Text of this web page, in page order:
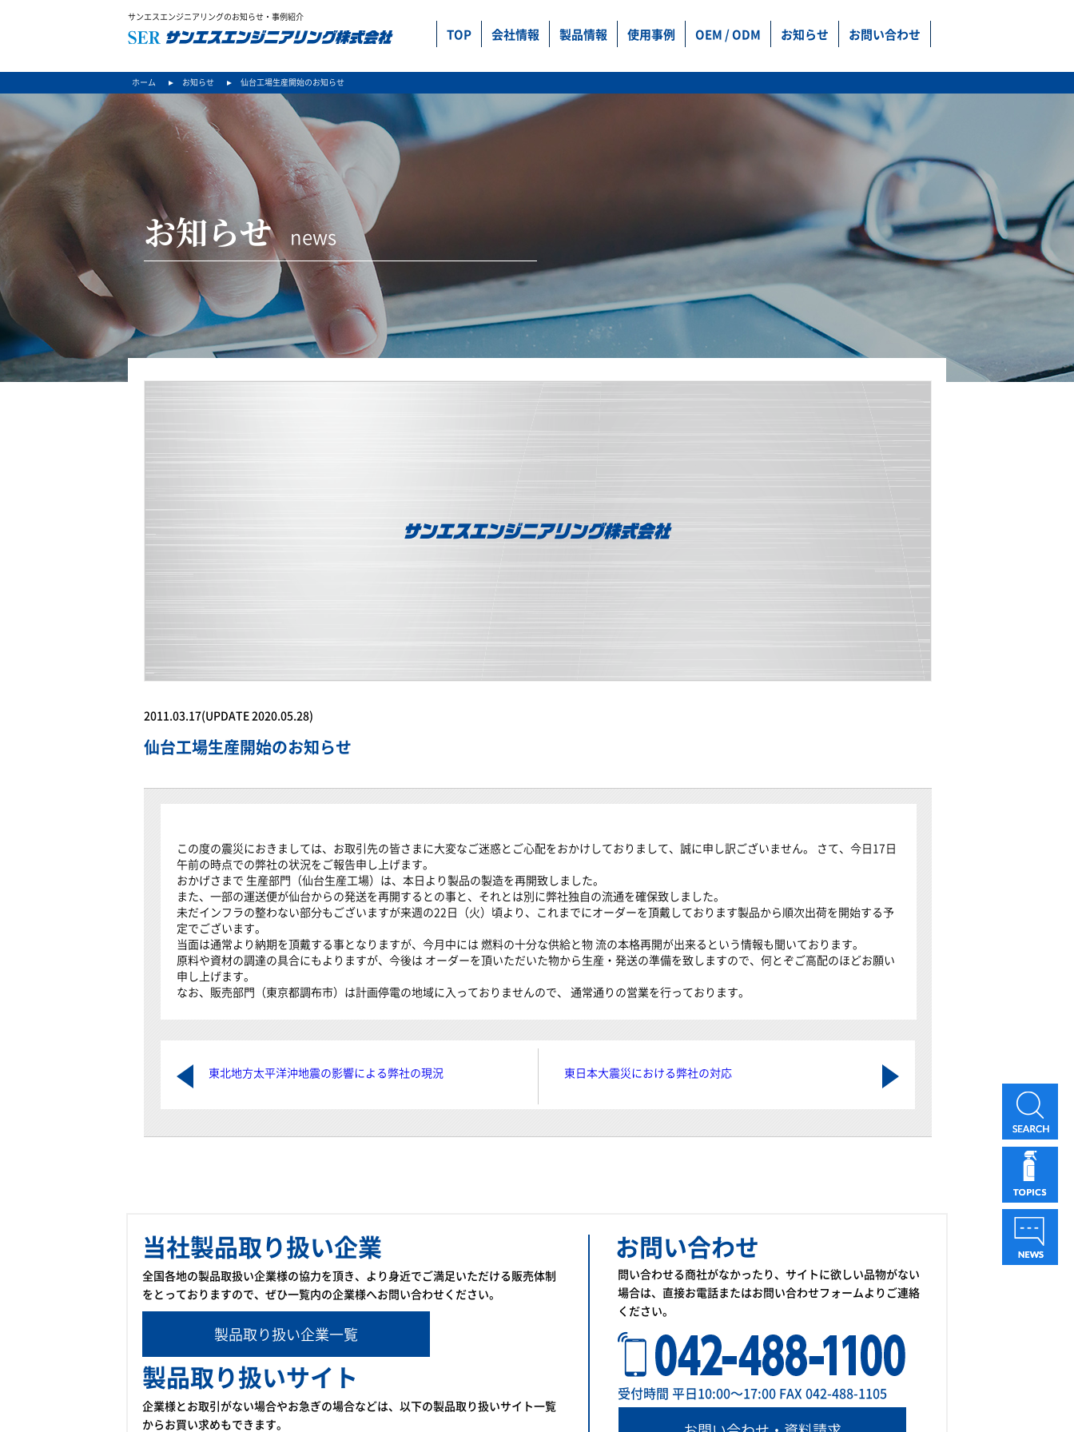
サンエスエンジニアリングのお知らせ・事例紹介
TOP 会社情報 製品情報 使用事例 OEM / ODM お知らせ お問い合わせ
ホーム お知らせ 仙台工場生産開始のお知らせ
お知らせ news
2011.03.17(UPDATE 2020.05.28)
仙台工場生産開始のお知らせ
この度の震災におきましては、お取引先の皆さまに大変なご迷惑とご心配をおかけしておりまして、誠に申し訳ございません。 さて、今日17日
午前の時点での弊社の状況をご報告申し上げます。
おかげさまで 生産部門（仙台生産工場）は、本日より製品の製造を再開致しました。
また、一部の運送便が仙台からの発送を再開するとの事と、それとは別に弊社独自の流通を確保致しました。
未だインフラの整わない部分もございますが来週の22日（火）頃より、これまでにオーダーを頂戴しております製品から順次出荷を開始する予
定でございます。
当面は通常より納期を頂戴する事となりますが、今月中には 燃料の十分な供給と物 流の本格再開が出来るという情報も聞いております。
原料や資材の調達の具合にもよりますが、今後は オーダーを頂いただいた物から生産・発送の準備を致しますので、何とぞご高配のほどお願い
申し上げます。
なお、販売部門（東京都調布市）は計画停電の地域に入っておりませんので、 通常通りの営業を行っております。
東北地方太平洋沖地震の影響による弊社の現況 東日本大震災における弊社の対応
当社製品取り扱い企業
全国各地の製品取扱い企業様の協力を頂き、より身近でご満足いただける販売体制
をとっておりますので、ぜひ一覧内の企業様へお問い合わせください。
製品取り扱い企業一覧
製品取り扱いサイト
企業様とお取引がない場合やお急ぎの場合などは、以下の製品取り扱いサイト一覧
からお買い求めもできます。
お問い合わせ
問い合わせる商社がなかったり、サイトに欲しい品物がない
場合は、直接お電話またはお問い合わせフォームよりご連絡
ください。
受付時間 平日10:00～17:00 FAX 042-488-1105